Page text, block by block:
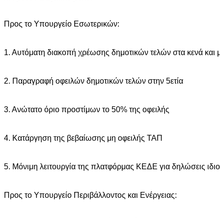
Προς το Υπουργείο Εσωτερικών:
1. Αυτόματη διακοπή χρέωσης δημοτικών τελών στα κενά και
2. Παραγραφή οφειλών δημοτικών τελών στην 5ετία
3. Ανώτατο όριο προστίμων το 50% της οφειλής
4. Κατάργηση της βεβαίωσης μη οφειλής ΤΑΠ
5. Μόνιμη λειτουργία της πλατφόρμας ΚΕΔΕ για δηλώσεις
Προς το Υπουργείο Περιβάλλοντος και Ενέργειας: